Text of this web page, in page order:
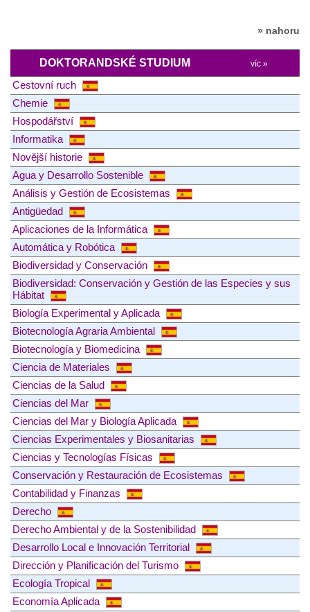
» nahoru
DOKTORANDSKÉ STUDIUM víc »
Cestovní ruch
Chemie
Hospodářství
Informatika
Novější historie
Agua y Desarrollo Sostenible
Análisis y Gestión de Ecosistemas
Antigüedad
Aplicaciones de la Informática
Automática y Robótica
Biodiversidad y Conservación
Biodiversidad: Conservación y Gestión de las Especies y sus
Hábitat
Biología Experimental y Aplicada
Biotecnología Agraria Ambiental
Biotecnología y Biomedicina
Ciencia de Materiales
Ciencias de la Salud
Ciencias del Mar
Ciencias del Mar y Biología Aplicada
Ciencias Experimentales y Biosanitarias
Ciencias y Tecnologías Físicas
Conservación y Restauración de Ecosistemas
Contabilidad y Finanzas
Derecho
Derecho Ambiental y de la Sostenibilidad
Desarrollo Local e Innovación Territorial
Dirección y Planificación del Turismo
Ecología Tropical
Economía Aplicada